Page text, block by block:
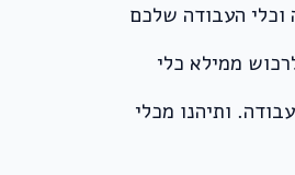
העבודה שלכם
ממילא כלי
ותיהנו מכלי